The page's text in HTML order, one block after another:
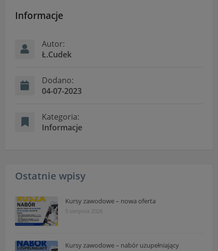
Informacje
Autor:
Ł.Cudek
Dodano:
04-07-2023
Kategoria:
Informacje
Ostatnie wpisy
Kursy zawodowe – nowa oferta
5 sierpnia 2026
Kursy zawodowe – nabór uzupełniający